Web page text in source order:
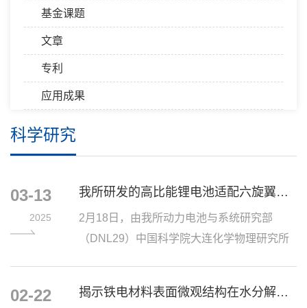
基金课题
文章
专利
应用成果
科学研究
03-13
2025
我所研发的高比能锂电池适配六旋翼无人机在漠河试飞成功
2月18日，由我所动力电池与系统研究部
（DNL29）中国科学院大连化学物理研究所
02-22 揭示铁电材料表面微观结构在水分解中的电荷利用机制新进展（Pro...